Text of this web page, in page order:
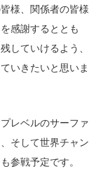
様、関係者の皆様
感謝するととも
していけるよう、
いきたいと思いま
レベルのサーファ
そして世界チャン
参戦予定です。